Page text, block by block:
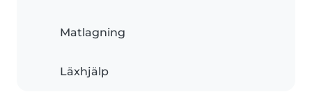
Matlagning
Läxhjälp